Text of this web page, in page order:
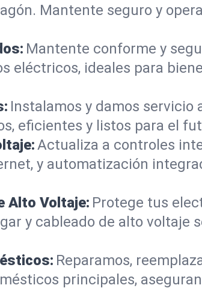
Mantente seguro y
Mantente conforme y
eléctricos, ideales para
Instalamos y damos servicio
eficientes y listos para el
Actualiza a controles
y automatización
Alto Voltaje: Protege tus
y cableado de alto voltaje
Reparamos,
principales,